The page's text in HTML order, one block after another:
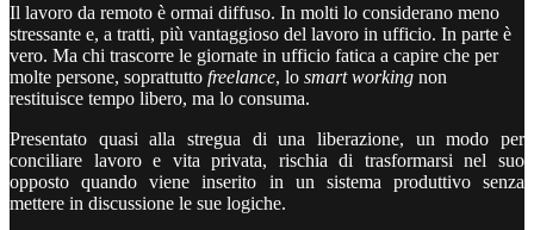
Il lavoro da remoto è ormai diffuso. In molti lo considerano meno
stressante e, a tratti, più vantaggioso del lavoro in ufficio. In parte è
vero. Ma chi trascorre le giornate in ufficio fatica a capire che per
molte persone, soprattutto freelance, lo smart working non
restituisce tempo libero, ma lo consuma.
Presentato quasi alla stregua di una liberazione, un modo per
conciliare lavoro e vita privata, rischia di trasformarsi nel suo
opposto quando viene inserito in un sistema produttivo senza
mettere in discussione le sue logiche.